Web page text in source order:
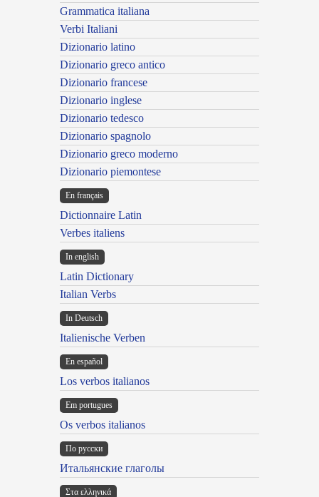
Grammatica italiana
Verbi Italiani
Dizionario latino
Dizionario greco antico
Dizionario francese
Dizionario inglese
Dizionario tedesco
Dizionario spagnolo
Dizionario greco moderno
Dizionario piemontese
En français
Dictionnaire Latin
Verbes italiens
In english
Latin Dictionary
Italian Verbs
In Deutsch
Italienische Verben
En español
Los verbos italianos
Em portugues
Os verbos italianos
По русски
Итальянские глаголы
Στα ελληνικά